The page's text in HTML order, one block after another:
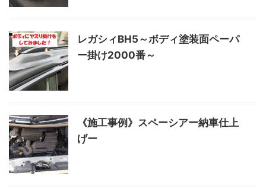
レガシィBH5～ボディ塗装面ペーパ
ー掛け2000番～
《施工事例》スペーシアー納車仕上
げー